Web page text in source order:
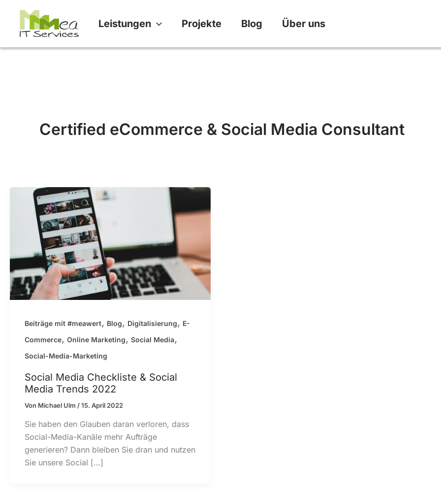
Zum
springen
Leistungen Projekte Blog Über uns
Certified eCommerce & Social Media Consultant
Beiträge mit #meawert, Blog, Digitalisierung, E-
Commerce, Online Marketing, Social Media,
Social-Media-Marketing
Social Media Checkliste & Social
Media Trends 2022
Von Michael Ulm /15. April 2022
Sie haben den Glauben daran verloren, dass
Social-Media-Kanäle mehr Aufträge
generieren? Dann bleiben Sie dran und nutzen
Sie unsere Social […]